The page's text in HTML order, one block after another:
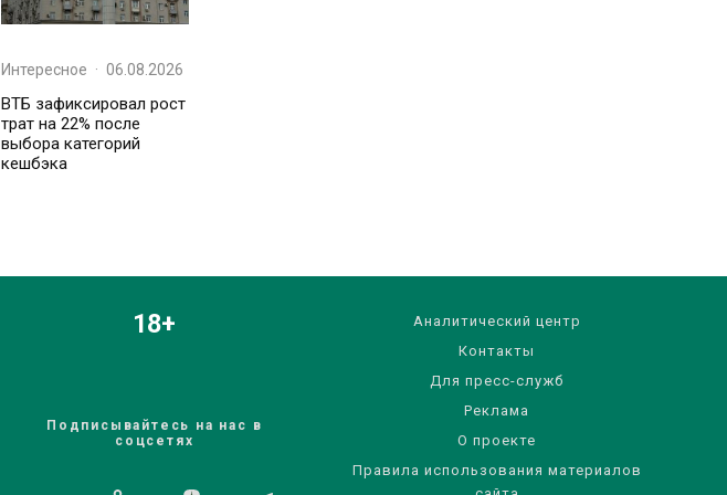
Интересное · 06.08.2026
ВТБ зафиксировал рост
трат на 22% после
выбора категорий
кешбэка
18+
Подписывайтесь на нас в
соцсетях
Аналитический центр
Контакты
Для пресс-служб
Реклама
О проекте
Правила использования материалов